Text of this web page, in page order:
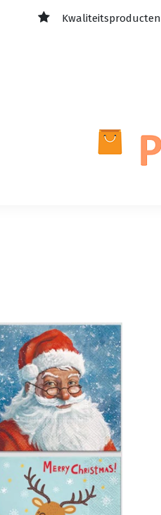
Kwaliteitsproducten